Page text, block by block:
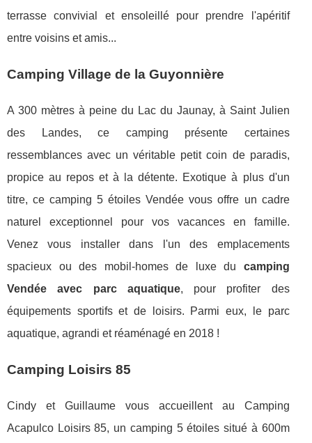
terrasse convivial et ensoleillé pour prendre l'apéritif
entre voisins et amis...
Camping Village de la Guyonnière
A 300 mètres à peine du Lac du Jaunay, à Saint Julien
des Landes, ce camping présente certaines
ressemblances avec un véritable petit coin de paradis,
propice au repos et à la détente. Exotique à plus d'un
titre, ce camping 5 étoiles Vendée vous offre un cadre
naturel exceptionnel pour vos vacances en famille.
Venez vous installer dans l'un des emplacements
spacieux ou des mobil-homes de luxe du camping
Vendée avec parc aquatique, pour profiter des
équipements sportifs et de loisirs. Parmi eux, le parc
aquatique, agrandi et réaménagé en 2018 !
Camping Loisirs 85
Cindy et Guillaume vous accueillent au Camping
Acapulco Loisirs 85, un camping 5 étoiles situé à 600m